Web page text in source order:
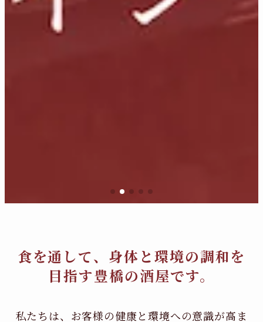
食を通して、身体と環境の調和を
目指す豊橋の酒屋です。
私たちは、お客様の健康と環境への意識が高ま